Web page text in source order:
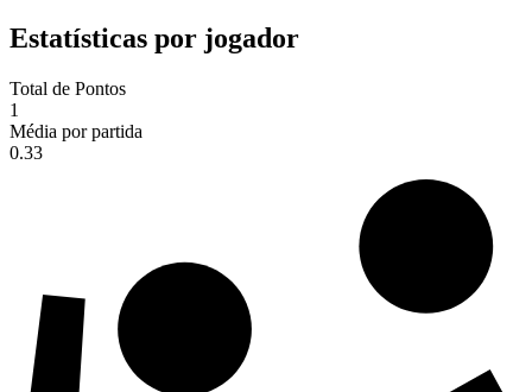
Estatísticas por jogador
Total de Pontos
1
Média por partida
0.33